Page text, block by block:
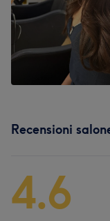
Recensioni
4.6